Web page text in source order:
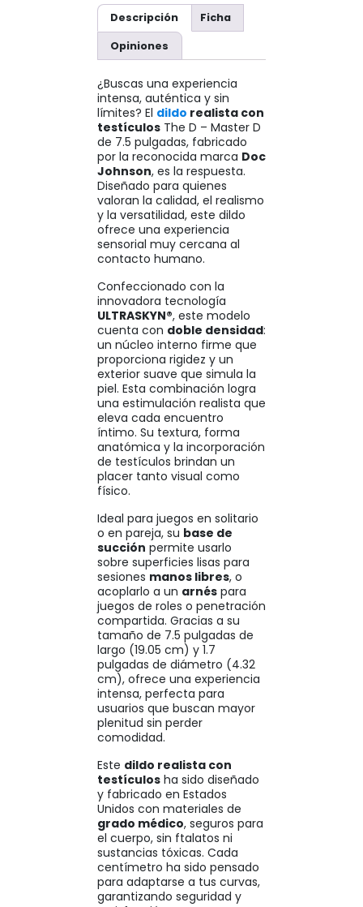
Descripción Ficha
Opiniones
¿Buscas una experiencia
intensa, auténtica y sin
límites? El dildo realista con
testículos The D – Master D
de 7.5 pulgadas, fabricado
por la reconocida marca Doc
Johnson, es la respuesta.
Diseñado para quienes
valoran la calidad, el realismo
y la versatilidad, este dildo
ofrece una experiencia
sensorial muy cercana al
contacto humano.
Confeccionado con la
innovadora tecnología
ULTRASKYN®, este modelo
cuenta con doble densidad:
un núcleo interno firme que
proporciona rigidez y un
exterior suave que simula la
piel. Esta combinación logra
una estimulación realista que
eleva cada encuentro
íntimo. Su textura, forma
anatómica y la incorporación
de testículos brindan un
placer tanto visual como
físico.
Ideal para juegos en solitario
o en pareja, su base de
succión permite usarlo
sobre superficies lisas para
sesiones manos libres, o
acoplarlo a un arnés para
juegos de roles o penetración
compartida. Gracias a su
tamaño de 7.5 pulgadas de
largo (19.05 cm) y 1.7
pulgadas de diámetro (4.32
cm), ofrece una experiencia
intensa, perfecta para
usuarios que buscan mayor
plenitud sin perder
comodidad.
Este dildo realista con
testículos ha sido diseñado
y fabricado en Estados
Unidos con materiales de
grado médico, seguros para
el cuerpo, sin ftalatos ni
sustancias tóxicas. Cada
centímetro ha sido pensado
para adaptarse a tus curvas,
garantizando seguridad y